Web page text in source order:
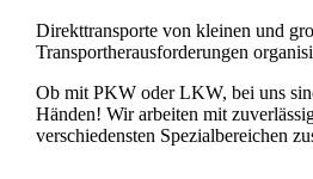
Direkttransporte von kleinen und
Transportherausforderungen
Ob mit PKW oder LKW, bei uns
Händen! Wir arbeiten mit
verschiedensten Spezialbereichen